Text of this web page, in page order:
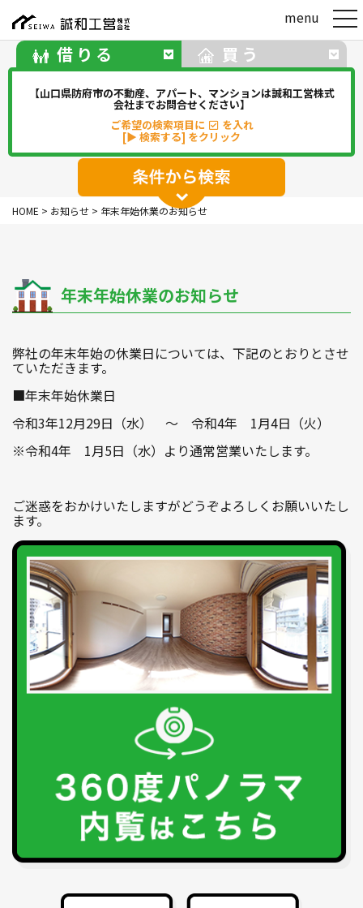
借りる 買う
【山口県防府市の不動産、アパート、マンションは誠和工営株式
会社までお問合せください】
ご希望の検索項目に
を入れ
[▶ 検索する] をクリック
アパート マンション
一戸建て
駐車場
事務所・店舗・倉庫
華浦 華城 牟礼
松崎
その他
1R〜1LDK 2K〜2LDK
3K〜3LDK
〜
HOME > お知らせ > 年末年始休業のお知らせ
年末年始休業のお知らせ
弊社の年末年始の休業日については、下記のとおりとさせ
ていただきます。
■年末年始休業日
令和3年12月29日（水） ～ 令和4年 1月4日（火）
※令和4年 1月5日（水）より通常営業いたします。
ご迷惑をおかけいたしますがどうぞよろしくお願いいたし
ます。
menu t
o
g
l
i
g